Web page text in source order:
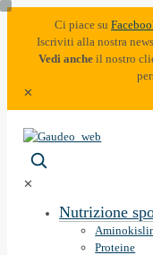
Ci piace su
Iscriviti alla nostra
Vedi ancheil nostro
✕
✕
Nutrizione
Proteine